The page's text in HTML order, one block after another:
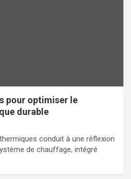
pour optimiser le
durable
conduit à une réflexion
de chauffage, intégré